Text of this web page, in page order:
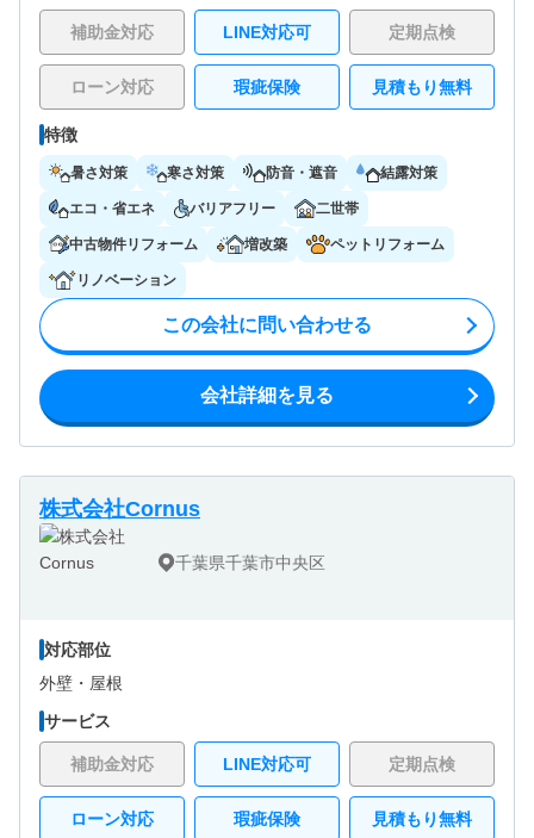
補助金対応 LINE対応可 定期点検
ローン対応 瑕疵保険 見積もり無料
特徴
暑さ対策 寒さ対策 防音・遮音 結露対策
エコ・省エネ バリアフリー 二世帯
中古物件リフォーム 増改築 ペットリフォーム
リノベーション
この会社に問い合わせる
会社詳細を見る
株式会社Cornus
千葉県千葉市中央区
対応部位
外壁・ 屋根
サービス
補助金対応 LINE対応可 定期点検
ローン対応 瑕疵保険 見積もり無料